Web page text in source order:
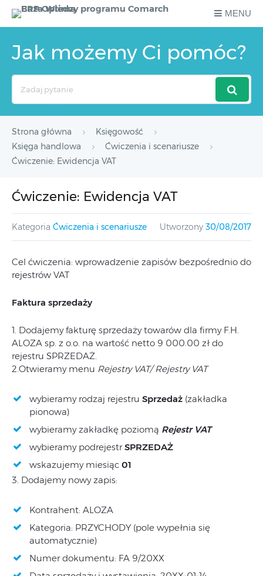
MENU
Jak możemy Ci pomóc?
Strona główna
Księgowość
Księga handlowa
Ćwiczenia i scenariusze
Ćwiczenie: Ewidencja VAT
Ćwiczenie: Ewidencja VAT
Kategoria Ćwiczenia i scenariusze Utworzony 30/08/2017
Cel ćwiczenia: wprowadzenie zapisów bezpośrednio do
rejestrów VAT
Faktura sprzedaży
1. Dodajemy fakturę sprzedaży towarów dla firmy F.H.
ALOZA sp. z o.o. na wartość netto 9 000.00 zł do
rejestru SPRZEDAŻ.
2.Otwieramy menu Rejestry VAT/ Rejestry VAT
wybieramy rodzaj rejestru Sprzedaż (zakładka
pionowa)
wybieramy zakładkę poziomą Rejestr VAT
wybieramy podrejestrSPRZEDAŻ
wskazujemy miesiąc 01
3. Dodajemy nowy zapis:
Kontrahent: ALOZA
Kategoria: PRZYCHODY (pole wypełnia się
automatycznie)
Numer dokumentu: FA 9/20XX